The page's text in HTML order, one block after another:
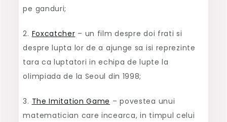
pe ganduri;
2. Foxcatcher – un film despre doi frati si
despre lupta lor de a ajunge sa isi reprezinte
tara ca luptatori in echipa de lupte la
olimpiada de la Seoul din 1998;
3. The Imitation Game – povestea unui
matematician care incearca, in timpul celui